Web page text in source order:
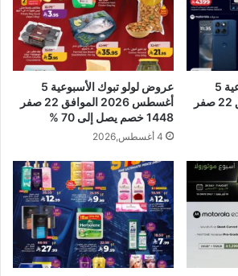
عروض لولو تبوك الأسبوعية 5
أغسطس 2026 الموافق 22 صفر
عروض لولو تبوك الأسبوعية 5
أغسطس 2026 الموافق 22 صفر
1448 خصم يصل إلى 70 %
4 أغسطس,2026